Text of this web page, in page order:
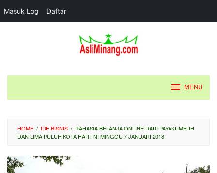
Masuk Log Daftar
MENU
HOME / IDE BISNIS / RAHASIA BELANJA ONLINE DARI PAYAKUMBUH
DAN LIMA PULUH KOTA HARI INI MINGGU 7 JANUARI 2018